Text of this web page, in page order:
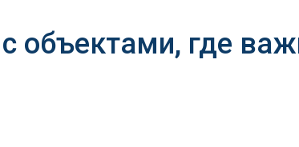
объектами, где